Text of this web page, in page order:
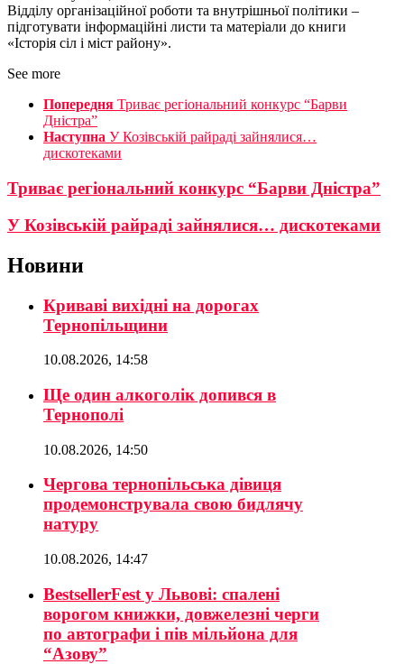
Відділу організаційної роботи та внутрішньої політики –
підготувати інформаційні листи та матеріали до книги
«Історія сіл і міст району».
See more
Попередня Триває регіональний конкурс “Барви
Дністра”
Наступна У Козівській райраді зайнялися…
дискотеками
Триває регіональний конкурс “Барви Дністра”
У Козівській райраді зайнялися… дискотеками
Новини
Криваві вихідні на дорогах
Тернопільщини
10.08.2026, 14:58
Ще один алкоголік допився в
Тернополі
10.08.2026, 14:50
Чергова тернопільська дівиця
продемонструвала свою бидлячу
натуру
10.08.2026, 14:47
BestsellerFest у Львові: спалені
ворогом книжки, довжелезні черги
по автографи і пів мільйона для
“Азову”